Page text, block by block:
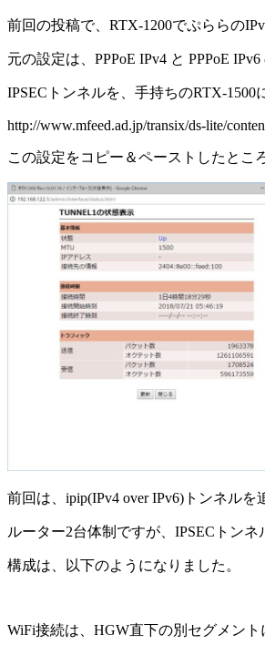
前回の投稿で、RTX-1200でぷららの
元の設定は、PPPoE IPv4 と PPPoE
IPSECトンネルを、手持ちのRTX-
http://www.mfeed.ad.jp/transix/ds-lite/
この設定をコピー＆ペーストしたとこ
前回は、ipip(IPv4 over IPv6)トンネル
ルーター2台体制ですが、IPSECトン
構成は、以下のようになりました。
WiFi接続は、HGW直下の別セグメン